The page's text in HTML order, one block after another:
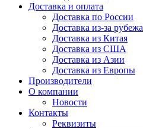
Доставка и оплата
Доставка по России
Доставка из-за рубежа
Доставка из Китая
Доставка из США
Доставка из Азии
Доставка из Европы
Производители
О компании
Новости
Контакты
Реквизиты